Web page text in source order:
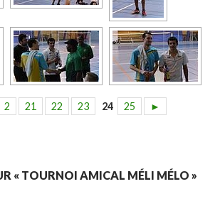
2 21 22 23 24 25 ►
« TOURNOI AMICAL MÉLI MÉLO »